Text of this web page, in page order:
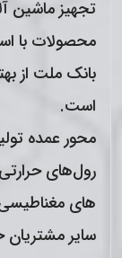
تجهیز ماشین
محصولات با
بانک ملت از
است.
محور عمده
رول‌های
های
سایر